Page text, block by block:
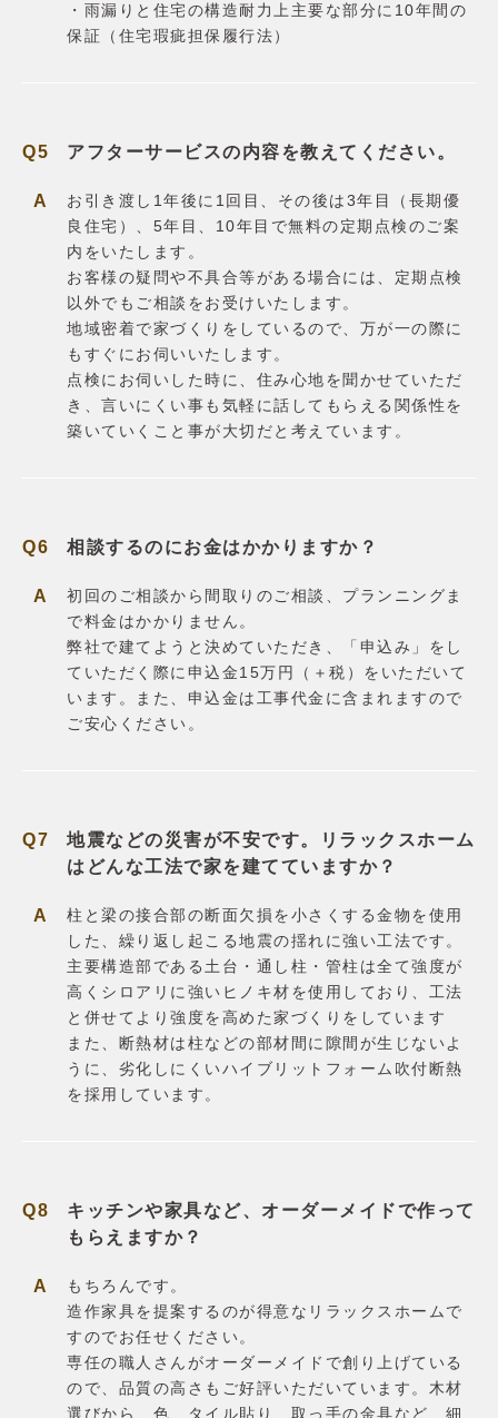
・雨漏りと住宅の構造耐力上主要な部分に10年間の
保証（住宅瑕疵担保履行法）
アフターサービスの内容を教えてください。
お引き渡し1年後に1回目、その後は3年目（長期優
良住宅）、5年目、10年目で無料の定期点検のご案
内をいたします。
お客様の疑問や不具合等がある場合には、定期点検
以外でもご相談をお受けいたします。
地域密着で家づくりをしているので、万が一の際に
もすぐにお伺いいたします。
点検にお伺いした時に、住み心地を聞かせていただ
き、言いにくい事も気軽に話してもらえる関係性を
築いていくこと事が大切だと考えています。
相談するのにお金はかかりますか？
初回のご相談から間取りのご相談、プランニングま
で料金はかかりません。
弊社で建てようと決めていただき、「申込み」をし
ていただく際に申込金15万円（＋税）をいただいて
います。また、申込金は工事代金に含まれますので
ご安心ください。
地震などの災害が不安です。リラックスホーム
はどんな工法で家を建てていますか？
柱と梁の接合部の断面欠損を小さくする金物を使用
した、繰り返し起こる地震の揺れに強い工法です。
主要構造部である土台・通し柱・管柱は全て強度が
高くシロアリに強いヒノキ材を使用しており、工法
と併せてより強度を高めた家づくりをしています
また、断熱材は柱などの部材間に隙間が生じないよ
うに、劣化しにくいハイブリットフォーム吹付断熱
を採用しています。
キッチンや家具など、オーダーメイドで作って
もらえますか？
もちろんです。
造作家具を提案するのが得意なリラックスホームで
すのでお任せください。
専任の職人さんがオーダーメイドで創り上げている
ので、品質の高さもご好評いただいています。木材
選びから、色、タイル貼り、取っ手の金具など、細